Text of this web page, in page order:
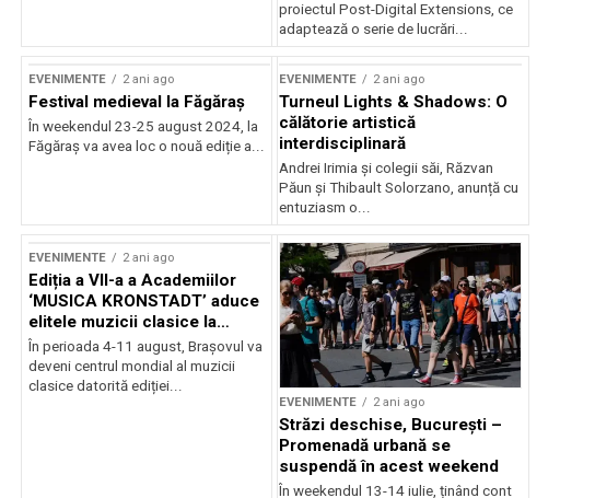
proiectul Post-Digital Extensions, ce
adaptează o serie de lucrări...
EVENIMENTE 2 ani ago
Festival medieval la Făgăraș
În weekendul 23-25 august 2024, la
Făgăraș va avea loc o nouă ediție a...
EVENIMENTE 2 ani ago
Turneul Lights & Shadows: O
călătorie artistică
interdisciplinară
Andrei Irimia și colegii săi, Răzvan
Păun și Thibault Solorzano, anunță cu
entuziasm o...
EVENIMENTE 2 ani ago
Ediția a VII-a a Academiilor
‘MUSICA KRONSTADT’ aduce
elitele muzicii clasice la
Brașov
În perioada 4-11 august, Brașovul va
deveni centrul mondial al muzicii
clasice datorită ediției...
EVENIMENTE 2 ani ago
Străzi deschise, București –
Promenadă urbană se
suspendă în acest weekend
În weekendul 13-14 iulie, ținând cont